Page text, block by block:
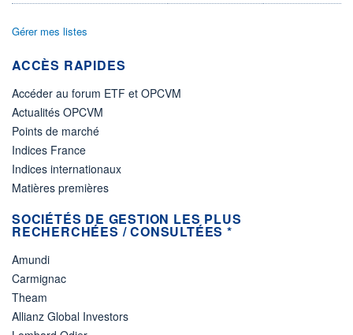
Gérer mes listes
ACCÈS RAPIDES
Accéder au forum ETF et OPCVM
Actualités OPCVM
Points de marché
Indices France
Indices internationaux
Matières premières
SOCIÉTÉS DE GESTION LES PLUS
RECHERCHÉES / CONSULTÉES *
Amundi
Carmignac
Theam
Allianz Global Investors